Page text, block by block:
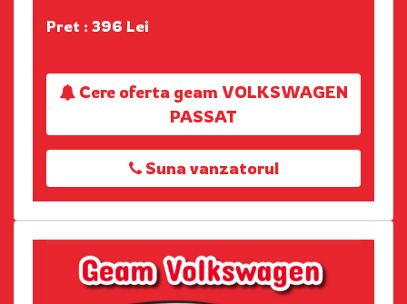
Pret : 396 Lei
Cere oferta geam VOLKSWAGEN
PASSAT
Suna vanzatorul